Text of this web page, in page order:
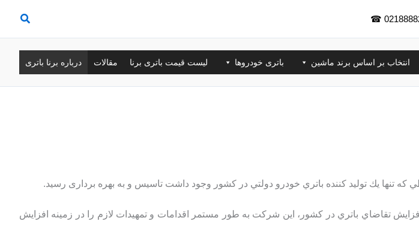
☎
انتخاب بر اساس برند ماشین باتری خودروها لیست قیمت باتری برنا مقالات درباره برنا باتری
تقاضاي باتري در كشور، اين شرکت به طور مستمر اقدامات و تمهيدات لازم را در زمينه افزايش